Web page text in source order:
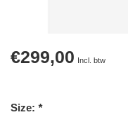
€299,00 Incl. btw
Size: *